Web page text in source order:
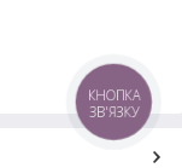
КНОПКА
ЗВ'ЯЗКУ